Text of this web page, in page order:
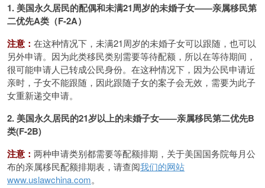
1.美国永久居民的配偶和未满21周岁的未婚子女——亲属移民第
二优先A类（F-2A）
注意： 在这种情况下，未满21周岁的未婚子女可以跟随，也可以
另外申请。因为此类移民类别需要等待配额，所以在等待期间，
很可能申请人已转成公民身份。在这种情况下，因为公民申请近
亲时，子女不能跟随，因此跟随子女的案子会无效，需要为此子
女重新递交申请。
2.美国永久居民的21岁以上的未婚子女——亲属移民第二优先B
类(F-2B)
注意： 两种申请类别都需要等配额排期，关于美国国务院每月公
布的亲属移民配额排期表，请查阅我们的网站
www.uslawchina.com。